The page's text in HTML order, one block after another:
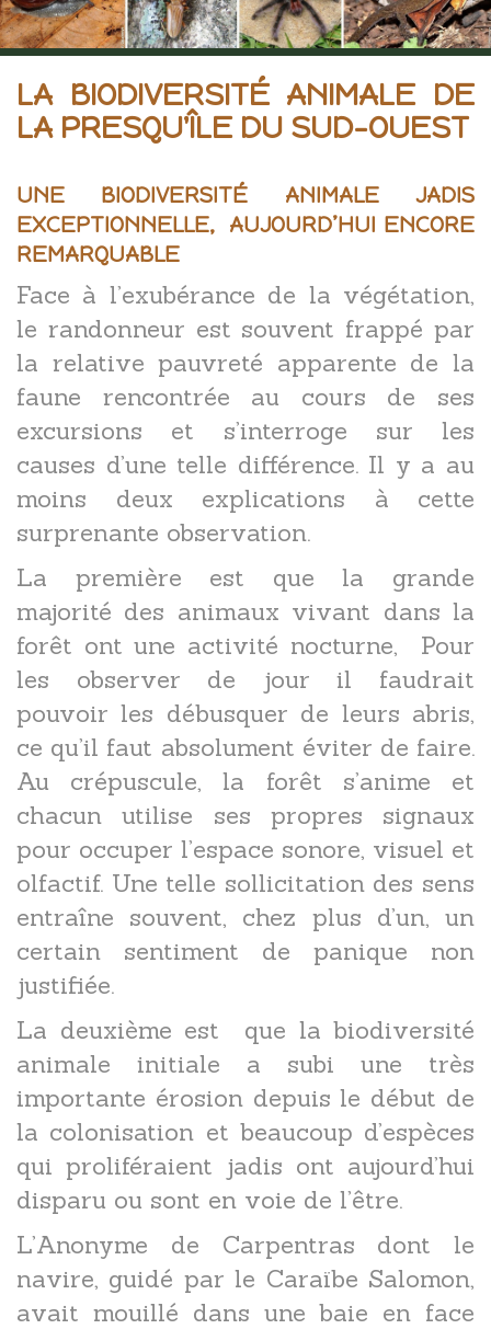
LA BIODIVERSITÉ ANIMALE DE
LA PRESQU'ÎLE DU SUD-OUEST
UNE BIODIVERSITÉ ANIMALE JADIS
EXCEPTIONNELLE, AUJOURD’HUI ENCORE
REMARQUABLE
Face à l’exubérance de la végétation,
le randonneur est souvent frappé par
la relative pauvreté apparente de la
faune rencontrée au cours de ses
excursions et s’interroge sur les
causes d’une telle différence. Il y a au
moins deux explications à cette
surprenante observation.
La première est que la grande
majorité des animaux vivant dans la
forêt ont une activité nocturne, Pour
les observer de jour il faudrait
pouvoir les débusquer de leurs abris,
ce qu’il faut absolument éviter de faire.
Au crépuscule, la forêt s’anime et
chacun utilise ses propres signaux
pour occuper l’espace sonore, visuel et
olfactif. Une telle sollicitation des sens
entraîne souvent, chez plus d’un, un
certain sentiment de panique non
justifiée.
La deuxième est que la biodiversité
animale initiale a subi une très
importante érosion depuis le début de
la colonisation et beaucoup d’espèces
qui proliféraient jadis ont aujourd’hui
disparu ou sont en voie de l’être.
L’Anonyme de Carpentras dont le
navire, guidé par le Caraïbe Salomon,
avait mouillé dans une baie en face